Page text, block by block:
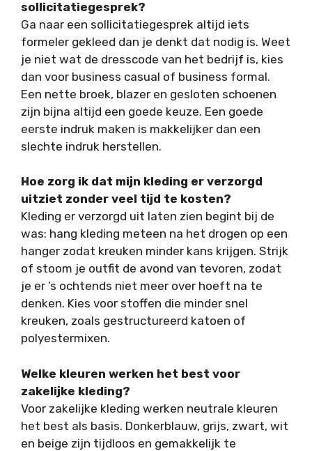
sollicitatiegesprek?
Ga naar een sollicitatiegesprek altijd iets
formeler gekleed dan je denkt dat nodig is. Weet
je niet wat de dresscode van het bedrijf is, kies
dan voor business casual of business formal.
Een nette broek, blazer en gesloten schoenen
zijn bijna altijd een goede keuze. Een goede
eerste indruk maken is makkelijker dan een
slechte indruk herstellen.
Hoe zorg ik dat mijn kleding er verzorgd
uitziet zonder veel tijd te kosten?
Kleding er verzorgd uit laten zien begint bij de
was: hang kleding meteen na het drogen op een
hanger zodat kreuken minder kans krijgen. Strijk
of stoom je outfit de avond van tevoren, zodat
je er ’s ochtends niet meer over hoeft na te
denken. Kies voor stoffen die minder snel
kreuken, zoals gestructureerd katoen of
polyestermixen.
Welke kleuren werken het best voor
zakelijke kleding?
Voor zakelijke kleding werken neutrale kleuren
het best als basis. Donkerblauw, grijs, zwart, wit
en beige zijn tijdloos en gemakkelijk te